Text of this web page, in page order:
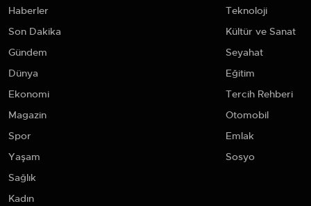
Haberler
Son Dakika
Gündem
Dünya
Ekonomi
Magazin
Spor
Yaşam
Sağlık
Kadın
Teknoloji
Kültür ve Sanat
Seyahat
Eğitim
Tercih Rehberi
Otomobil
Emlak
Sosyo